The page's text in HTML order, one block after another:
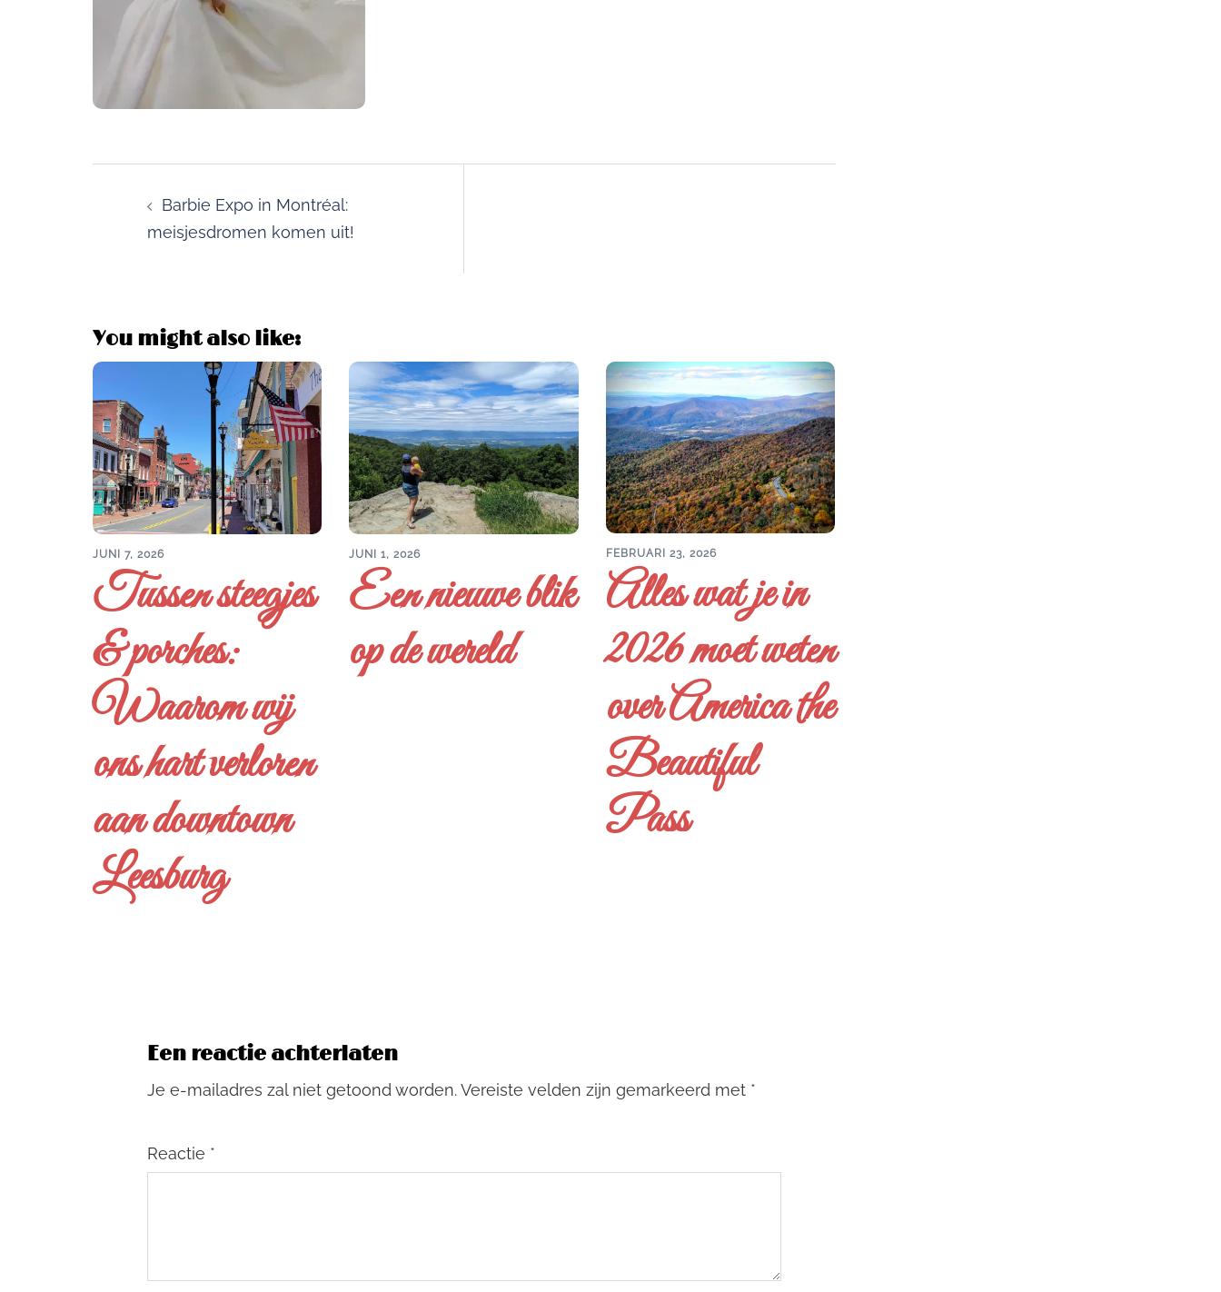
navigationBarbie Expo in Montréal:
meisjesdromen komen uit!
You might also like:
JUNI 7, 2026
Tussen steegjes
& porches:
Waarom wij
ons hart verloren
aan downtown
Leesburg
JUNI 1, 2026
Een nieuwe blik
op de wereld
FEBRUARI 23, 2026
Alles wat je in
2026 moet weten
over America the
Beautiful
Pass
Een reactie achterlaten
Je e-mailadres zal niet getoond worden.Vereiste velden zijn gemarkeerd met *
Reactie *